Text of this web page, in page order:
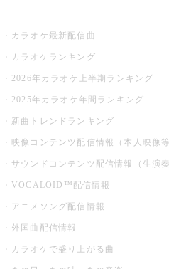
カラオケ最新配信曲
カラオケランキング
2026年カラオケ上半期ランキング
2025年カラオケ年間ランキング
新曲トレンドランキング
映像コンテンツ配信情報（本人映像等
サウンドコンテンツ配信情報（生演奏
VOCALOID™配信情報
アニメソング配信情報
外国曲配信情報
カラオケで盛り上がる曲